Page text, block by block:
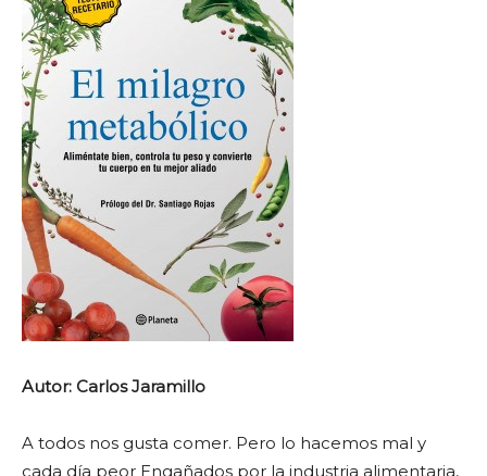
Autor: Carlos Jaramillo
A todos nos gusta comer. Pero lo hacemos mal y
cada día peor Engañados por la industria alimentaria,